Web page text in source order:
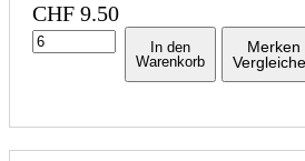
CHF 9.50
In den
Warenkorb
Merken